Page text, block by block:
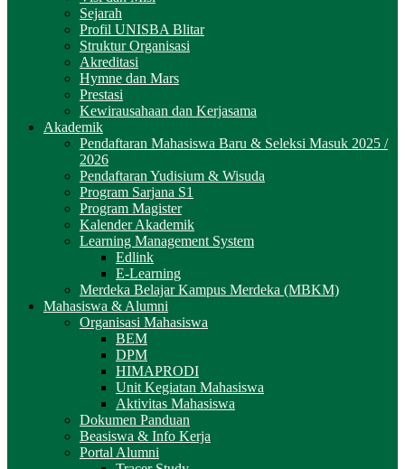
Sejarah
Profil UNISBA Blitar
Struktur Organisasi
Akreditasi
Hymne dan Mars
Prestasi
Kewirausahaan dan Kerjasama
Akademik
Pendaftaran Mahasiswa Baru & Seleksi Masuk 2025 /
2026
Pendaftaran Yudisium & Wisuda
Program Sarjana S1
Program Magister
Kalender Akademik
Learning Management System
Edlink
E-Learning
Merdeka Belajar Kampus Merdeka (MBKM)
Mahasiswa & Alumni
Organisasi Mahasiswa
BEM
DPM
HIMAPRODI
Unit Kegiatan Mahasiswa
Aktivitas Mahasiswa
Dokumen Panduan
Beasiswa & Info Kerja
Portal Alumni